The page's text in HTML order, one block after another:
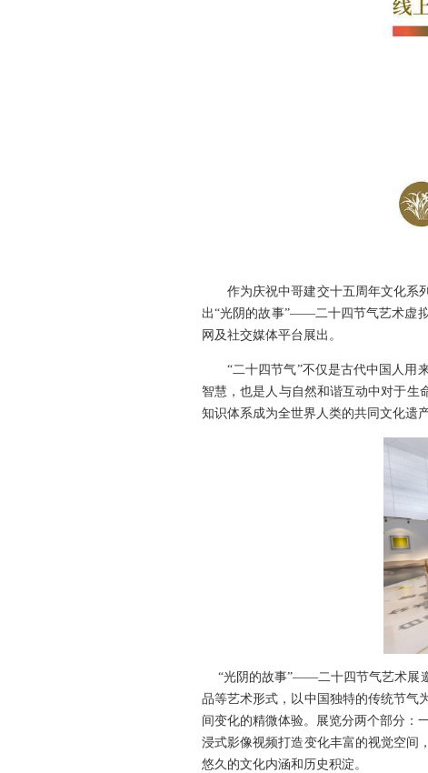
作为庆祝中哥建交十五周年文化系列
出“光阴的故事”——二十四节气艺术虚
网及社交媒体平台展出。
“二十四节气”不仅是古代中国人用来
智慧，也是人与自然和谐互动中对于生
知识体系成为全世界人类的共同文化遗产
“光阴的故事”——二十四节气艺术展邀
品等艺术形式，以中国独特的传统节气
间变化的精微体验。展览分两个部分：
浸式影像视频打造变化丰富的视觉空间
悠久的文化内涵和历史积淀。